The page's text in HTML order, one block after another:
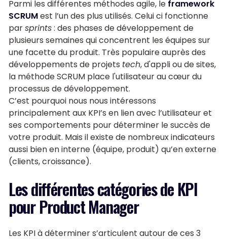
Parmi les différentes méthodes agile, le framework
SCRUMest l’un des plus utilisés. Celui ci fonctionne
parsprints: des phases de développement de
plusieurs semaines qui concentrent les équipes sur
une facette du produit. Très populaire auprès des
développements de projets tech, d'appli ou de sites,
la méthode SCRUM place l'utilisateur au cœur du
processus de développement.
C’est pourquoi nous nous intéressons
principalement aux KPI’s en lien avec l’utilisateur et
ses comportements pour déterminer le succès de
votre produit. Mais il existe de nombreux indicateurs
aussi bien en interne (équipe, produit) qu’en externe
(clients, croissance).
Les différentes catégories de KPI
pour Product Manager
Les KPI à déterminer s’articulent autour de ces 3